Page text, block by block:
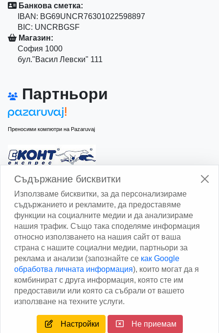
Банкова сметка:
IBAN: BG69UNCR76301022598897
BIC: UNCRBGSF
Магазин:
София 1000
бул."Васил Левски" 111
Партньори
Преносими компютри на Pazaruvaj
Изчисли доставката с Еконт
Изчисли доставката със Спиди
Facebook
Съдържание бисквитки
Използваме бисквитки, за да персонализираме
съдържанието и рекламите, да предоставяме
функции на социалните медии и да анализираме
нашия трафик. Също така споделяме информация
относно използването на нашия сайт от ваша
страна с нашите социални медии, партньори за
реклама и анализи (запознайте се как Google
обработва личната информация), които могат да я
комбинират с друга информация, която сте им
предоставили или която са събрали от вашето
използване на техните услуги.
Настройки Не приемам
Copyright © 2013 - 2026Дейтаком ООДAuthor